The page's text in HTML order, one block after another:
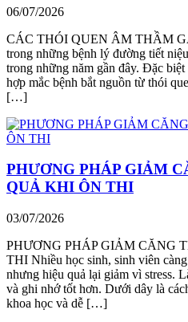
06/07/2026
CÁC THÓI QUEN ÂM THẦM
trong những bệnh lý đường tiết
trong những năm gần đây. Đặc
hợp mắc bệnh bắt nguồn từ thói
[…]
PHƯƠNG PHÁP GIẢM
QUẢ KHI ÔN THI
03/07/2026
PHƯƠNG PHÁP GIẢM CĂNG
THI Nhiều học sinh, sinh viên
nhưng hiệu quả lại giảm vì stress.
và ghi nhớ tốt hơn. Dưới dây là
khoa học và dễ […]